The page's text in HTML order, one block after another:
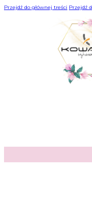
Przejdź do głównej treści Przejdź